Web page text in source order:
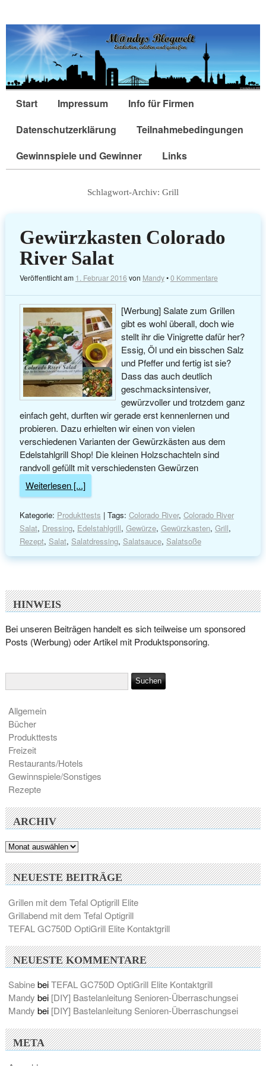
Start Impressum
Info für Firmen
Datenschutzerklärung
Teilnahmebedingungen
Gewinnspiele und Gewinner
Links
Schlagwort-Archiv: Grill
Gewürzkasten Colorado
River Salat
Veröffentlicht am 1. Februar 2016 von Mandy•0 Kommentare
[Werbung] Salate zum Grillen
gibt es wohl überall, doch wie
stellt ihr die Vinigrette dafür her?
Essig, Öl und ein bisschen Salz
und Pfeffer und fertig ist sie?
Dass das auch deutlich
geschmacksintensiver,
gewürzvoller und trotzdem ganz
einfach geht, durften wir gerade erst kennenlernen und
probieren. Dazu erhielten wir einen von vielen
verschiedenen Varianten der Gewürzkästen aus dem
Edelstahlgrill Shop! Die kleinen Holzschachteln sind
randvoll gefüllt mit verschiedensten Gewürzen
Weiterlesen [...]
Kategorie: Produkttests | Tags: Colorado River, Colorado River
Salat, Dressing, Edelstahlgrill, Gewürze, Gewürzkasten, Grill,
Rezept, Salat, Salatdressing, Salatsauce, Salatsoße
HINWEIS
Bei unseren Beiträgen handelt es sich teilweise um sponsored
Posts (Werbung) oder Artikel mit Produktsponsoring.
Allgemein
Bücher
Produkttests
Freizeit
Restaurants/Hotels
Gewinnspiele/Sonstiges
Rezepte
ARCHIV
Archiv
NEUESTE BEITRÄGE
Grillen mit dem Tefal Optigrill Elite
Grillabend mit dem Tefal Optigrill
TEFAL GC750D OptiGrill Elite Kontaktgrill
NEUESTE KOMMENTARE
SabinebeiTEFAL GC750D OptiGrill Elite Kontaktgrill
Mandy bei [DIY] Bastelanleitung Senioren-Überraschungsei
Mandy bei [DIY] Bastelanleitung Senioren-Überraschungsei
META